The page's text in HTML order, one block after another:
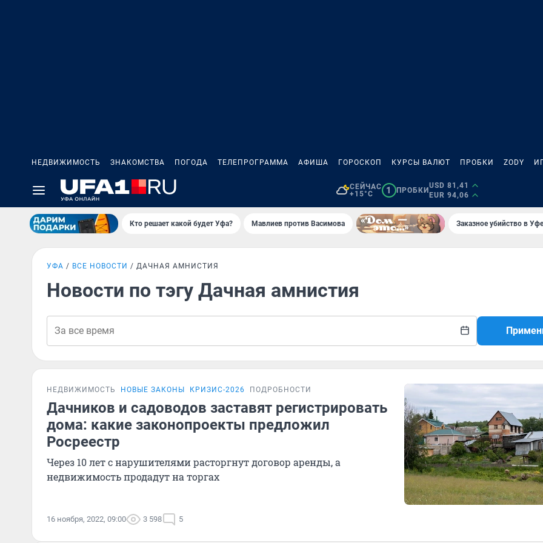
НЕДВИЖИМОСТЬ ЗНАКОМСТВА ПОГОДА ТЕЛЕПРОГРАММА АФИША ГОРОСКОП КУРСЫ ВАЛЮТ ПРОБКИ ZODY
СЕЙЧАС
+15°C
1 ПРОБКИ
USD 81,41
EUR 94,06
Кто решает какой будет Уфа? Мавлиев против Васимова Заказное убийство в
УФА ВСЕ НОВОСТИ ДАЧНАЯ АМНИСТИЯ
Новости по тэгу Дачная амнистия
НЕДВИЖИМОСТЬ НОВЫЕ ЗАКОНЫ КРИЗИС-2026 ПОДРОБНОСТИ
Дачников и садоводов заставят регистрировать
дома: какие законопроекты предложил
Росреестр
Через 10 лет с нарушителями расторгнут договор аренды, а
недвижимость продадут на торгах
16 ноября, 2022, 09:00 3 598 5